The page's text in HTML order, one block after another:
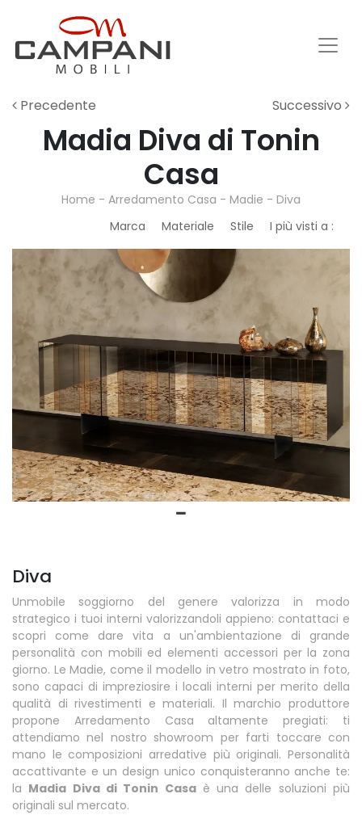
Precedente Successivo
Madia Diva di Tonin
Casa
Home - Arredamento Casa - Madie - Diva
Marca
Materiale Stile I più visti a :
Diva
Unmobile soggiorno del genere valorizza in modo
strategico i tuoi interni valorizzandoli appieno: contattaci e
scopri come dare vita a un'ambientazione di grande
personalità con mobili ed elementi accessori per la zona
giorno. Le Madie, come il modello in vetro mostrato in foto,
sono capaci di impreziosire i locali interni per merito della
qualità di rivestimenti e materiali. Il marchio produttore
propone Arredamento Casa altamente pregiati: ti
attendiamo nel nostro showroom per farti toccare con
mano le composizioni arredative più originali. Personalità
accattivante e un design unico conquisteranno anche te:
la Madia Diva di Tonin Casaè una delle soluzioni più
originali sul mercato.